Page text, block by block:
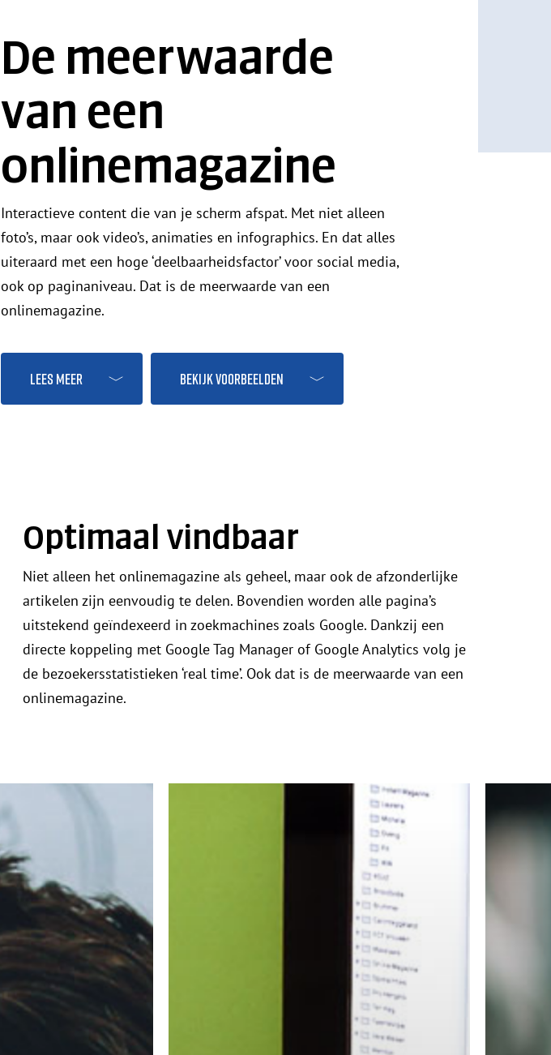
De meerwaarde
van een
onlinemagazine
Interactieve content die van je scherm afspat. Met niet alleen
foto’s, maar ook video’s, animaties en infographics. En dat alles
uiteraard met een hoge ‘deelbaarheidsfactor’ voor social media,
ook op paginaniveau. Dat is de meerwaarde van een
onlinemagazine.
Lees meer Bekijk voorbeelden
Optimaal vindbaar
Niet alleen het onlinemagazine als geheel, maar ook de afzonderlijke
artikelen zijn eenvoudig te delen. Bovendien worden alle pagina’s
uitstekend geïndexeerd in zoekmachines zoals Google. Dankzij een
directe koppeling met Google Tag Manager of Google Analytics volg je
de bezoekersstatistieken ‘real time’. Ook dat is de meerwaarde van een
onlinemagazine.